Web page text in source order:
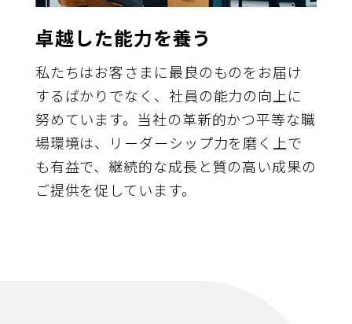
卓越した能力を養う
私たちはお客さまに最良のものをお届け
するばかりでなく、社員の能力の向上に
努めています。当社の革新的かつ平等な職
場環境は、リーダーシップ力を磨く上で
も有益で、継続的な成長と質の高い成果の
ご提供を促しています。